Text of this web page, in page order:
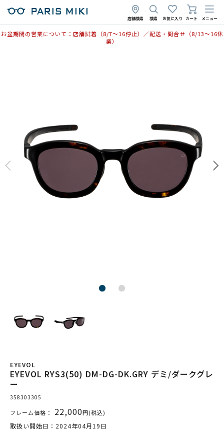
店舗検索 検索 お気に入り カート メニュー
お盆期間の営業について：店舗試着（8/7〜16停止）／配送・問合せ（8/13〜16休
業）
EYEVOL
EYEVOL RYS3(50) DM-DG-DK.GRY デミ/ダークグレ
ー
358303305
フレーム価格： 22,000円(税込)
取扱い開始日：2024年04月19日